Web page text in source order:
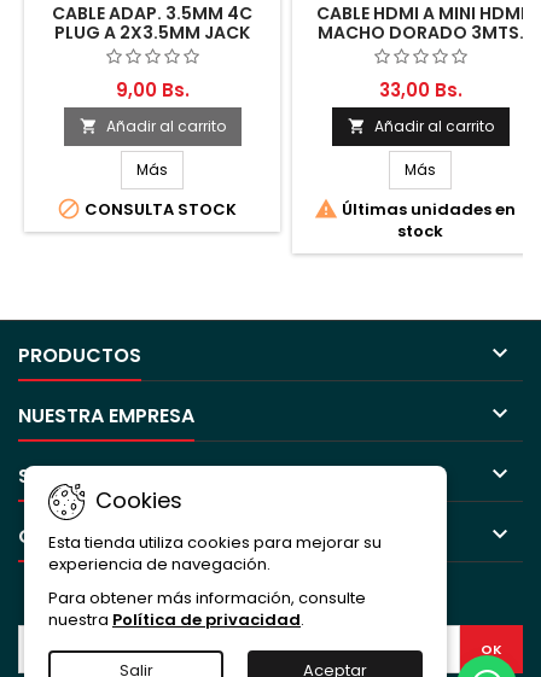
CABLE ADAP. 3.5MM 4C
PLUG A 2X3.5MM JACK
HEMBRA 19CM
9,00 Bs.
 Añadir al carrito
Más
 CONSULTA STOCK
CABLE HDMI A MINI HDMI
MACHO DORADO 3MTS.
NEGRO
33,00 Bs.
 Añadir al carrito
Más
 Últimas unidades en
stock
PRODUCTOS 
NUESTRA EMPRESA 
SU CUENTA 
CONTACTO 
Cookies
Esta tienda utiliza cookies para mejorar su
experiencia de navegación.
Para obtener más información, consulte
nuestra Política de privacidad.
Salir Aceptar
BOLETÍN